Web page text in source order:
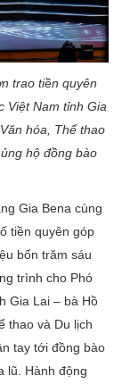
trao tiền quyên
Việt Nam tỉnh Gia
hóa, Thể thao
hộ đồng bào
Gia Bena cùng
tiền quyên góp
bốn trăm sáu
trình cho Phó
Gia Lai – bà Hồ
thao và Du lịch
tay tới đồng bào
lũ. Hành động